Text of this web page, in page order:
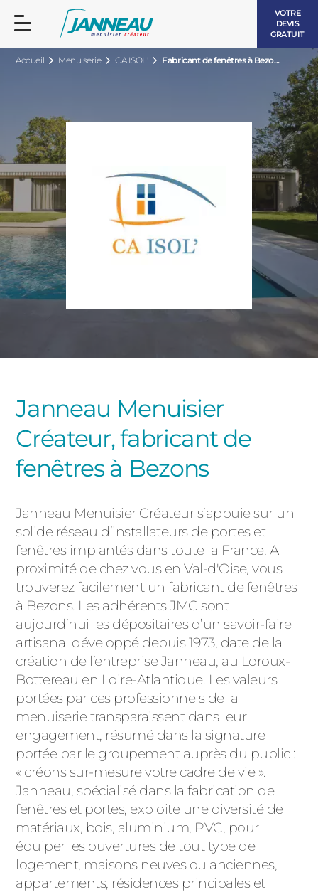
VOTRE
DEVIS
GRATUIT
Accueil Menuiserie CA ISOL' Fabricant de fenêtres à Bezo...
Janneau Menuisier
Créateur, fabricant de
fenêtres à Bezons
Janneau Menuisier Créateur s’appuie sur un
solide réseau d’installateurs de portes et
fenêtres implantés dans toute la France. A
proximité de chez vous en Val-d'Oise, vous
trouverez facilement un fabricant de fenêtres
à Bezons. Les adhérents JMC sont
aujourd’hui les dépositaires d’un savoir-faire
artisanal développé depuis 1973, date de la
création de l’entreprise Janneau, au Loroux-
Bottereau en Loire-Atlantique. Les valeurs
portées par ces professionnels de la
menuiserie transparaissent dans leur
engagement, résumé dans la signature
portée par le groupement auprès du public :
« créons sur-mesure votre cadre de vie ».
Janneau, spécialisé dans la fabrication de
fenêtres et portes, exploite une diversité de
matériaux, bois, aluminium, PVC, pour
équiper les ouvertures de tout type de
logement, maisons neuves ou anciennes,
appartements, résidences principales et
FENÊTRES ET PORTES-FENÊTRES
BOIS
ALUMINIUM
ACIER
BAIES VITRÉES
PORTES D’ENTRÉE
LES CONTEMPORAINES
LES INTEMPORELLES
VOLETS ROULANTS
PERGOLAS
CLÔTURES